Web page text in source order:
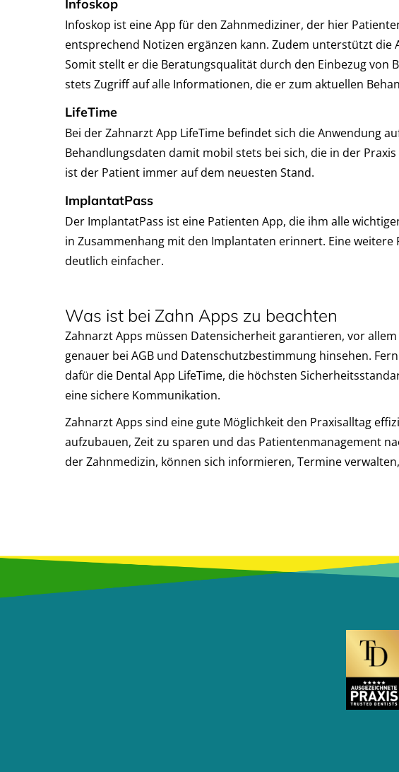
Infoskop
Infoskop ist eine App für den Zahnmediziner, der hier
entsprechend Notizen ergänzen kann. Zudem unterstützt
Somit stellt er die Beratungsqualität durch den Einbezug von
stets Zugriff auf alle Informationen, die er zum aktuellen
LifeTime
Bei der Zahnarzt App LifeTime befindet sich die Anwendung
Behandlungsdaten damit mobil stets bei sich, die in der
ist der Patient immer auf dem neuesten Stand.
ImplantatPass
Der ImplantatPass ist eine Patienten App, die ihm alle
in Zusammenhang mit den Implantaten erinnert. Eine
deutlich einfacher.
Was ist bei Zahn Apps zu beachten
Zahnarzt Apps müssen Datensicherheit garantieren, vor
genauer bei AGB und Datenschutzbestimmung hinsehen.
dafür die Dental App LifeTime, die höchsten
eine sichere Kommunikation.
Zahnarzt Apps sind eine gute Möglichkeit den Praxisalltag
aufzubauen, Zeit zu sparen und das Patientenmanagement
der Zahnmedizin, können sich informieren, Termine